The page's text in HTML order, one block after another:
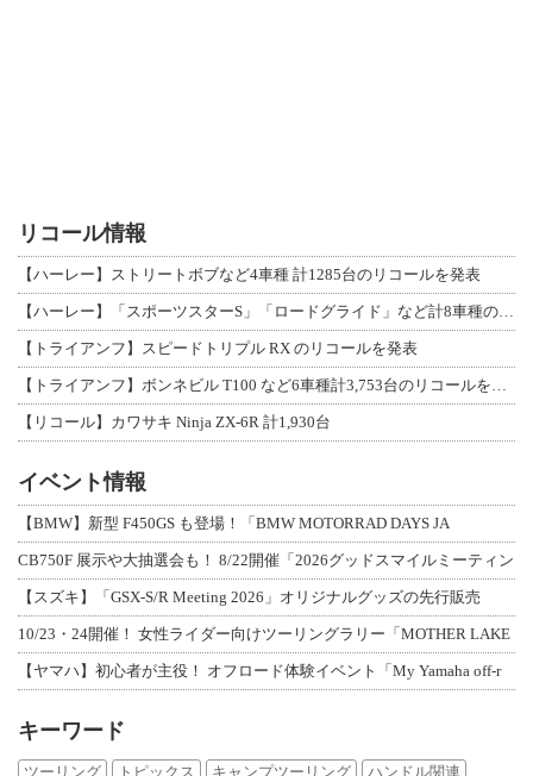
リコール情報
【ハーレー】ストリートボブなど4車種 計1285台のリコールを発表
【トライアンフ】スピードトリプル RX のリコールを発表
【リコール】カワサキ Ninja ZX-6R 計1,930台
イベント情報
【BMW】新型 F450GS も登場！「BMW MOTORRAD DAYS JA
CB750F 展示や大抽選会も！ 8/22開催「2026グッドスマイルミーティン
【スズキ】「GSX-S/R Meeting 2026」オリジナルグッズの先行販売
10/23・24開催！ 女性ライダー向けツーリングラリー「MOTHER LAKE
【ヤマハ】初心者が主役！ オフロード体験イベント「My Yamaha off-r
キーワード
ツーリング トピックス キャンプツーリング
ハンドル関連